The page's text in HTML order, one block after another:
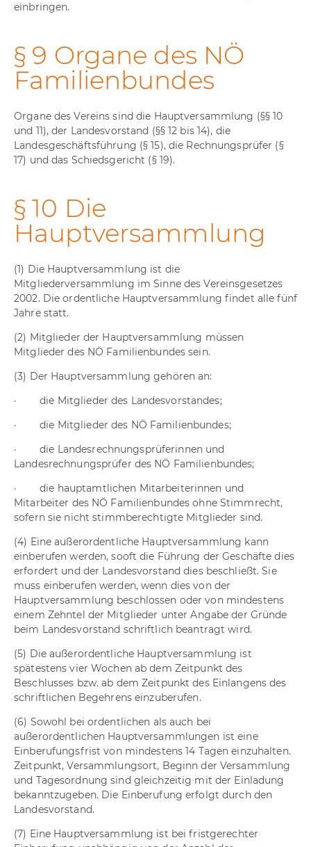
einbringen.
§ 9 Organe des NÖ
Familienbundes
Organe des Vereins sind die Hauptversammlung (§§ 10
und 11), der Landesvorstand (§§ 12 bis 14), die
Landesgeschäftsführung (§ 15), die Rechnungsprüfer (§
17) und das Schiedsgericht (§ 19).
§ 10 Die
Hauptversammlung
(1) Die Hauptversammlung ist die
Mitgliederversammlung im Sinne des Vereinsgesetzes
2002. Die ordentliche Hauptversammlung findet alle fünf
Jahre statt.
(2) Mitglieder der Hauptversammlung müssen
Mitglieder des NÖ Familienbundes sein.
(3) Der Hauptversammlung gehören an:
· die Mitglieder des Landesvorstandes;
· die Mitglieder des NÖ Familienbundes;
· die Landesrechnungsprüferinnen und
Landesrechnungsprüfer des NÖ Familienbundes;
· die hauptamtlichen Mitarbeiterinnen und
Mitarbeiter des NÖ Familienbundes ohne Stimmrecht,
sofern sie nicht stimmberechtigte Mitglieder sind.
(4) Eine außerordentliche Hauptversammlung kann
einberufen werden, sooft die Führung der Geschäfte dies
erfordert und der Landesvorstand dies beschließt. Sie
muss einberufen werden, wenn dies von der
Hauptversammlung beschlossen oder von mindestens
einem Zehntel der Mitglieder unter Angabe der Gründe
beim Landesvorstand schriftlich beantragt wird.
(5) Die außerordentliche Hauptversammlung ist
spätestens vier Wochen ab dem Zeitpunkt des
Beschlusses bzw. ab dem Zeitpunkt des Einlangens des
schriftlichen Begehrens einzuberufen.
(6) Sowohl bei ordentlichen als auch bei
außerordentlichen Hauptversammlungen ist eine
Einberufungsfrist von mindestens 14 Tagen einzuhalten.
Zeitpunkt, Versammlungsort, Beginn der Versammlung
und Tagesordnung sind gleichzeitig mit der Einladung
bekanntzugeben. Die Einberufung erfolgt durch den
Landesvorstand.
(7) Eine Hauptversammlung ist bei fristgerechter